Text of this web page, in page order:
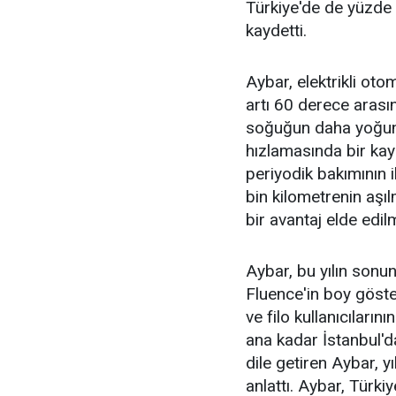
Türkiye'de de yüzde
kaydetti.
Aybar, elektrikli
artı 60 derece
soğuğun daha
hızlamasında bir
periyodik
bin kilometrenin
bir avantaj elde
Aybar, bu yılın
Fluence'in boy
ve filo
ana kadar
dile getiren Aybar,
anlattı. Aybar,